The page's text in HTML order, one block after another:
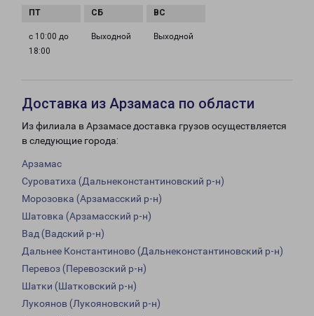
с 10:00 до
18:00
Выходной Выходной
Доставка из Арзамаса по области
Из филиала в Арзамасе доставка грузов осуществляется
в следующие города:
Арзамас
Суроватиха (Дальнеконстантиновский р-н)
Морозовка (Арзамасский р-н)
Шатовка (Арзамасский р-н)
Вад (Вадский р-н)
Дальнее Константиново (Дальнеконстантиновский р-н)
Перевоз (Перевозский р-н)
Шатки (Шатковский р-н)
Лукоянов (Лукояновский р-н)